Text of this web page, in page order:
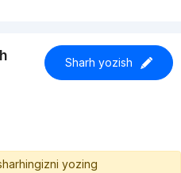
Sharh yozish
yozing